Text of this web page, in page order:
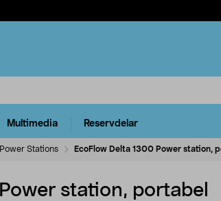
Multimedia Reservdelar
Power Stations EcoFlow Delta 1300 Power station,
station, portabel